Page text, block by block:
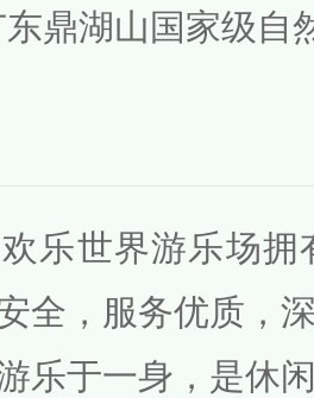
东鼎湖山国家级自
乐世界游乐场
全，服务优质，
乐于一身，是休